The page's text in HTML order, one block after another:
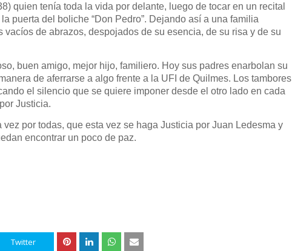
quien tenía toda la vida por delante, luego de tocar en un recital
puerta del boliche “Don Pedro”. Dejando así a una familia
vacíos de abrazos, despojados de su esencia, de su risa y de su
buen amigo, mejor hijo, familiero. Hoy sus padres enarbolan su
de aferrarse a algo frente a la UFI de Quilmes. Los tambores
el silencio que se quiere imponer desde el otro lado en cada
Justicia.
vez por todas, que esta vez se haga Justicia por Juan Ledesma y
encontrar un poco de paz.
Twitter